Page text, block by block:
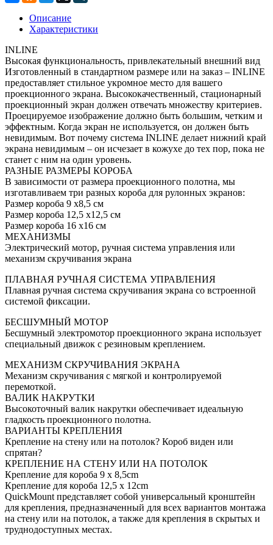
Описание
Характеристики
INLINE
Высокая функциональность, привлекательный внешний вид
Изготовленный в стандартном размере или на заказ – INLINE
предоставляет стильное укромное место для вашего
проекционного экрана. Высококачественный, стационарный
проекционный экран должен отвечать множеству критериев.
Проецируемое изображение должно быть большим, четким и
эффектным. Когда экран не используется, он должен быть
невидимым. Вот почему система INLINE делает нижний край
экрана невидимым – он исчезает в кожухе до тех пор, пока не
станет с ним на один уровень.
РАЗНЫЕ РАЗМЕРЫ КОРОБА
В зависимости от размера проекционного полотна, мы
изготавливаем три разных короба для рулонных экранов:
Размер короба 9 x8,5 см
Размер короба 12,5 x12,5 см
Размер короба 16 x16 см
МЕХАНИЗМЫ
Электрический мотор, ручная система управления или
механизм скручивания экрана
ПЛАВНАЯ РУЧНАЯ СИСТЕМА УПРАВЛЕНИЯ
Плавная ручная система скручивания экрана со встроенной
системой фиксации.
БЕСШУМНЫЙ МОТОР
Бесшумный электромотор проекционного экрана использует
специальный движок с резиновым креплением.
МЕХАНИЗМ СКРУЧИВАНИЯ ЭКРАНА
Механизм скручивания с мягкой и контролируемой
перемоткой.
ВАЛИК НАКРУТКИ
Высокоточный валик накрутки обеспечивает идеальную
гладкость проекционного полотна.
ВАРИАНТЫ КРЕПЛЕНИЯ
Крепление на стену или на потолок? Короб виден или
спрятан?
КРЕПЛЕНИЕ НА СТЕНУ ИЛИ НА ПОТОЛОК
Крепление для короба 9 x 8,5cm
Крепление для короба 12,5 x 12cm
QuickMount представляет собой универсальный кронштейн
для крепления, предназначенный для всех вариантов монтажа
на стену или на потолок, а также для крепления в скрытых и
труднодоступных местах.